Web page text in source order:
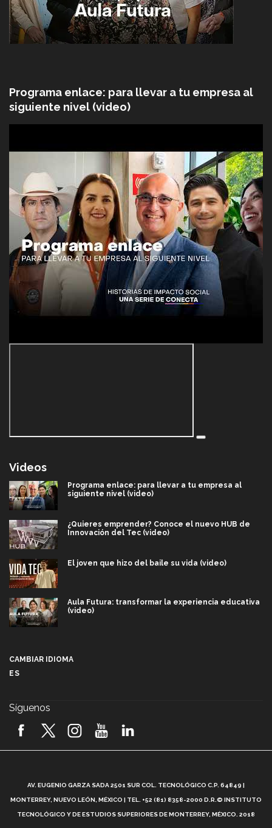
Programa enlace: para llevar a tu empresa al
siguiente nivel (video)
Videos
Programa enlace: para llevar a tu empresa al
siguiente nivel (video)
¿Quieres emprender? Conoce el nuevo HUB de
Innovación del Tec (video)
El joven que hizo del baile su vida (video)
Aula Futura: transformar la experiencia educativa
(video)
2026! (video)
¿Cómo es el Modelo Educativo Tec? (video)
CAMBIAR IDIOMA
ES
Síguenos
AV. EUGENIO GARZA SADA 2501 SUR COL. TECNOLÓGICO C.P. 64849 |
MONTERREY, NUEVO LEÓN, MÉXICO | TEL. +52 (81) 8358-2000 D.R.© INSTITUTO
TECNOLÓGICO Y DE ESTUDIOS SUPERIORES DE MONTERREY, MÉXICO. 2018